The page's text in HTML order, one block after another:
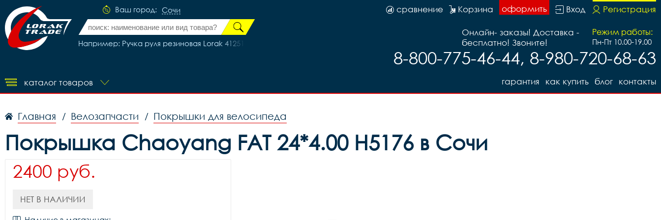
Ваш город: Сочи
Например: Ручка руля резиновая Lorak 41251 130mm, код 41251
Регистрация
Вход
оформить
Корзина
сравнение
Режим работы:
Пн-Пт 10.00-19.00
Онлайн- заказы! Доставка -
бесплатно! Звоните!
8-800-775-46-44, 8-980-720-68-63
каталог товаров контакты
блог
как купить
гарантия
Главная / Велозапчасти / Покрышки для велосипеда
Покрышка Chaoyang FAT 24*4.00 H5176 в Сочи
2400 руб.
НЕТ В НАЛИЧИИ